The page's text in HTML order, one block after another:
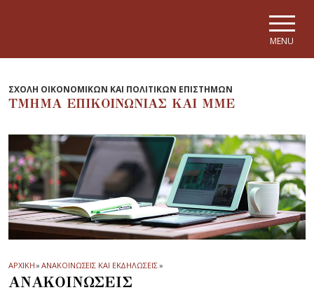
MENU
ΣΧΟΛΗ ΟΙΚΟΝΟΜΙΚΩΝ ΚΑΙ ΠΟΛΙΤΙΚΩΝ ΕΠΙΣΤΗΜΩΝ
ΤΜΗΜΑ EΠΙΚΟΙΝΩΝΙΑΣ ΚΑΙ ΜΜΕ
ΑΡΧΙΚΗ» ΑΝΑΚΟΙΝΩΣΕΙΣ ΚΑΙ ΕΚΔΗΛΩΣΕΙΣ»
ΑΝΑΚΟΙΝΩΣΕΙΣ